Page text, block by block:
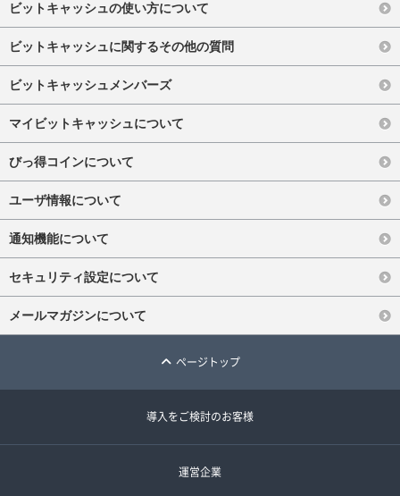
ビットキャッシュの使い方について
ビットキャッシュに関するその他の質問
ビットキャッシュメンバーズ
マイビットキャッシュについて
びっ得コインについて
ユーザ情報について
通知機能について
セキュリティ設定について
メールマガジンについて
ページトップ
導入をご検討のお客様
運営企業